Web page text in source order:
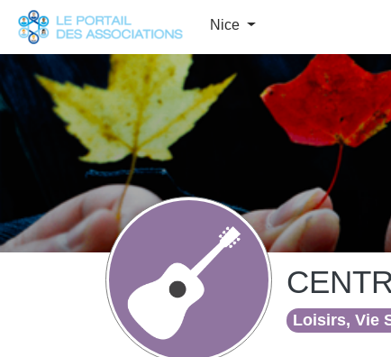
Nice
Loisirs, Vie
Panneau de gestion des cookies